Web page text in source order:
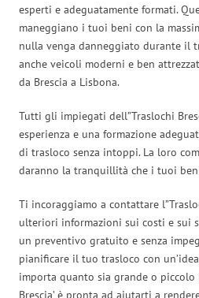
esperti e adeguatamente formati.
maneggiano i tuoi beni con la
nulla venga danneggiato durante il
anche veicoli moderni e ben
da Brescia a Lisbona.
Tutti gli impiegati dell”Traslochi
esperienza e una formazione
di trasloco senza intoppi. La loro
daranno la tranquillità che i tuoi
Ti incoraggiamo a contattare
ulteriori informazioni sui costi e sui
un preventivo gratuito e senza
pianificare il tuo trasloco con
importa quanto sia grande o piccolo
Brescia’ è pronta ad aiutarti a